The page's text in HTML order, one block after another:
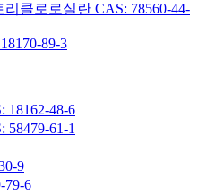
클로로실란 CAS: 78560-44-
89-3
18162-48-6
61-1
9
79-6